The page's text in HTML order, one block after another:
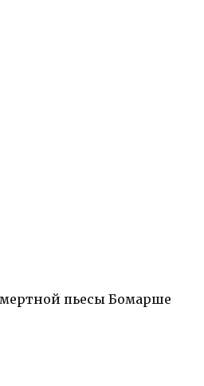
пьесы Бомарше